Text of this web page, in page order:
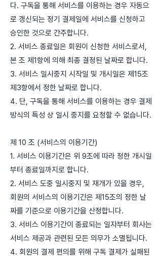
다. 구독을 통해 서비스를 이용하는 경우 자동으
로 갱신되는 정기 결제일에 서비스를 신청하고
승인한 것으로 간주합니다.
2. 서비스 종료일은 회원이 신청한 서비스로서,
본 조 제1항에 의해 최종 결정된 날짜로 합니다.
3. 서비스 일시중지 시작일 및 개시일은 제15조
제3항에서 정한 날짜로 합니다.
4. 단, 구독을 통해 서비스를 이용하는 경우 결제
방식의 특성 상 일시 중지를 요청할 수 없습니다.
제 10 조 (서비스의 이용기간)
1. 서비스 이용기간은 위 9조에 따라 정한 개시일
부터 종료일까지로 합니다.
2. 서비스 도중 일시중지 및 재개가 있을 경우,
회원의 서비스의 이용기간은 제15조의 정한 날
짜를 기준으로 이용기간을 산정합니다.
3. 서비스 이용기간이 종료되는 일자부터 회사는
서비스 제공과 관련된 모든 의무가 소멸됩니다.
4. 회원의 결제 편의를 위해 구독 결제가 실패된